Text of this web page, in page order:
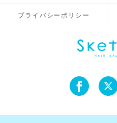
プライバシーポリシー